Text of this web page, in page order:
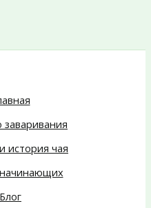
заваривания
история чая
Блог